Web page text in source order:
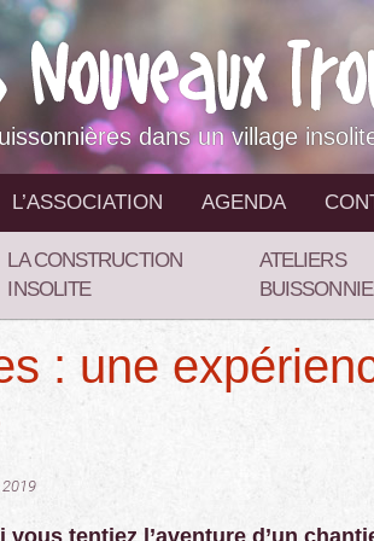
dans un village
L’ASSOCIATION AGENDA
LA CONSTRUCTION
INSOLITE
ATELIERS
: une
tentiez l’aventure d’un